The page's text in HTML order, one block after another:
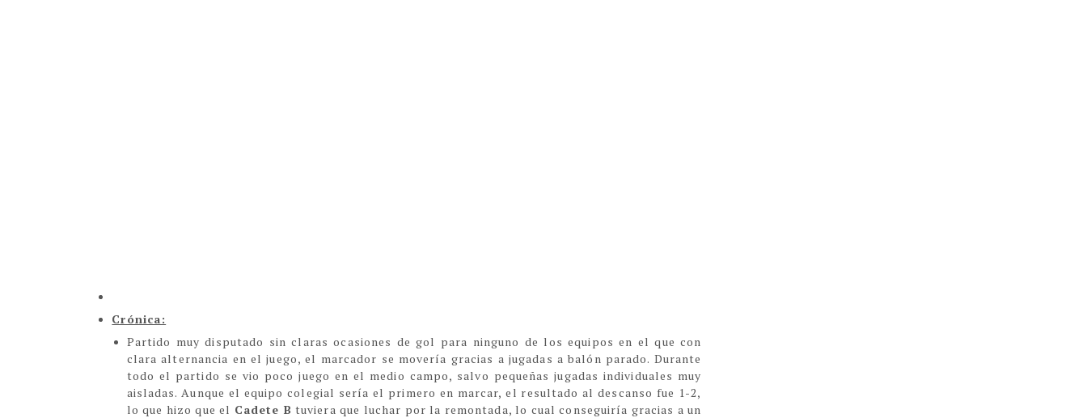
Crónica:
Partido muy disputado sin claras ocasiones de gol para ninguno de los equipos en el que con
clara alternancia en el juego, el marcador se movería gracias a jugadas a balón parado. Durante
todo el partido se vio poco juego en el medio campo, salvo pequeñas jugadas individuales muy
aisladas. Aunque el equipo colegial sería el primero en marcar, el resultado al descanso fue 1-2,
lo que hizo que el Cadete B tuviera que luchar por la remontada, lo cual conseguiría gracias a un